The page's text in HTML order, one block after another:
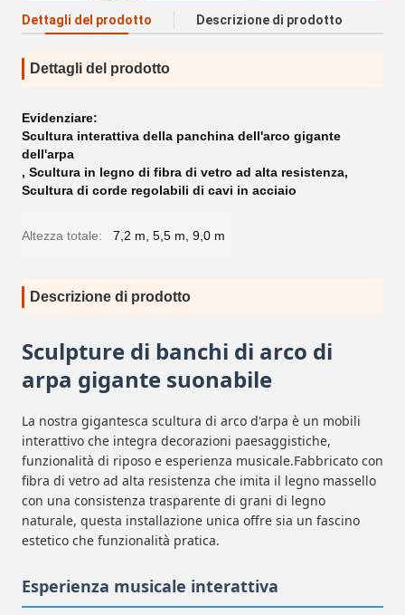
Dettagli del prodotto Descrizione di prodotto
Dettagli del prodotto
Evidenziare:
Scultura interattiva della panchina dell'arco gigante
dell'arpa
, Scultura in legno di fibra di vetro ad alta resistenza,
Scultura di corde regolabili di cavi in acciaio
Altezza totale: 7,2 m, 5,5 m, 9,0 m
Descrizione di prodotto
Sculpture di banchi di arco di
arpa gigante suonabile
La nostra gigantesca scultura di arco d'arpa è un mobili
interattivo che integra decorazioni paesaggistiche,
funzionalità di riposo e esperienza musicale.Fabbricato con
fibra di vetro ad alta resistenza che imita il legno massello
con una consistenza trasparente di grani di legno
naturale, questa installazione unica offre sia un fascino
estetico che funzionalità pratica.
Esperienza musicale interattiva